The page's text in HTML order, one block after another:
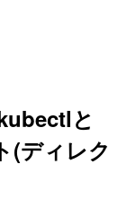
と
(ディレク